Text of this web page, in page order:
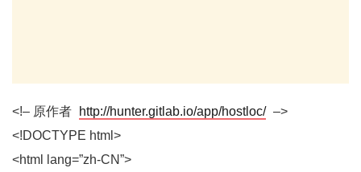
<!– 原作者 http://hunter.gitlab.io/app/hostloc/ –>
<!DOCTYPE html>
<html lang=”zh-CN”>